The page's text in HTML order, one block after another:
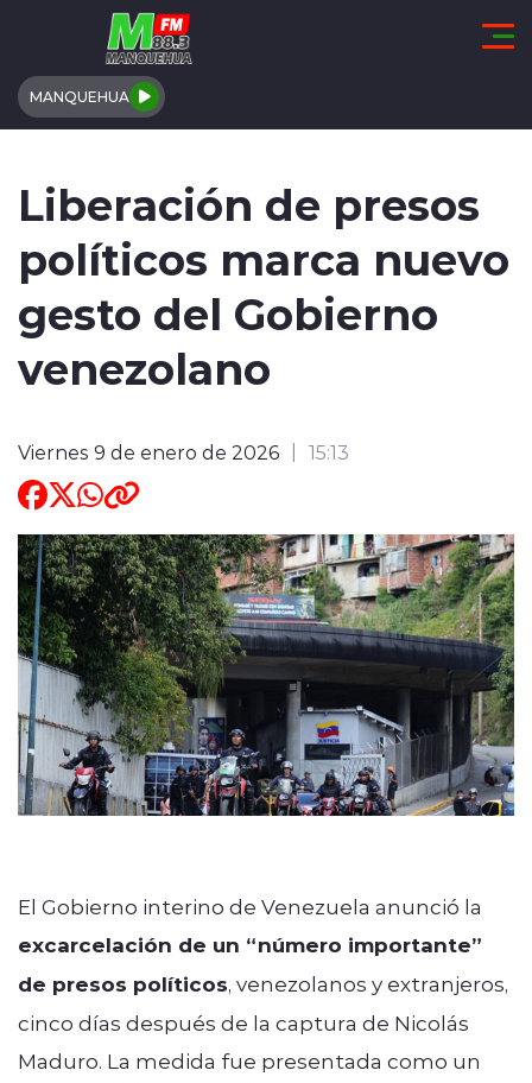
Click acá para ir directamente al contenido
MANQUEHUA
ACTUALIDAD
DEPORTES
INTERNACIONAL
ENTREVISTAS
modo claro
Liberación de presos
políticos marca nuevo
gesto del Gobierno
venezolano
Viernes 9 de enero de 2026 15:13
El Gobierno interino de Venezuela anunció la
excarcelación de un “número importante”
de presos políticos, venezolanos y extranjeros,
cinco días después de la captura de Nicolás
Maduro. La medida fue presentada como un